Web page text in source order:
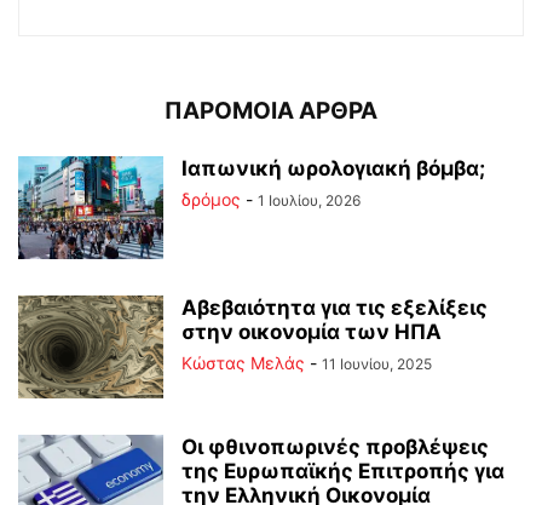
ΠΑΡΟΜΟΙΑ ΑΡΘΡΑ
Ιαπωνική ωρολογιακή βόμβα;
δρόμος - 1 Ιουλίου, 2026
Αβεβαιότητα για τις εξελίξεις
στην οικονομία των ΗΠΑ
Κώστας Μελάς - 11 Ιουνίου, 2025
Οι φθινοπωρινές προβλέψεις
της Ευρωπαϊκής Επιτροπής για
την Ελληνική Οικονομία